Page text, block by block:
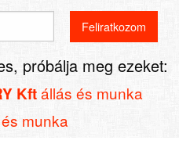
próbálja meg ezeket:
Kftállás és munka
munka